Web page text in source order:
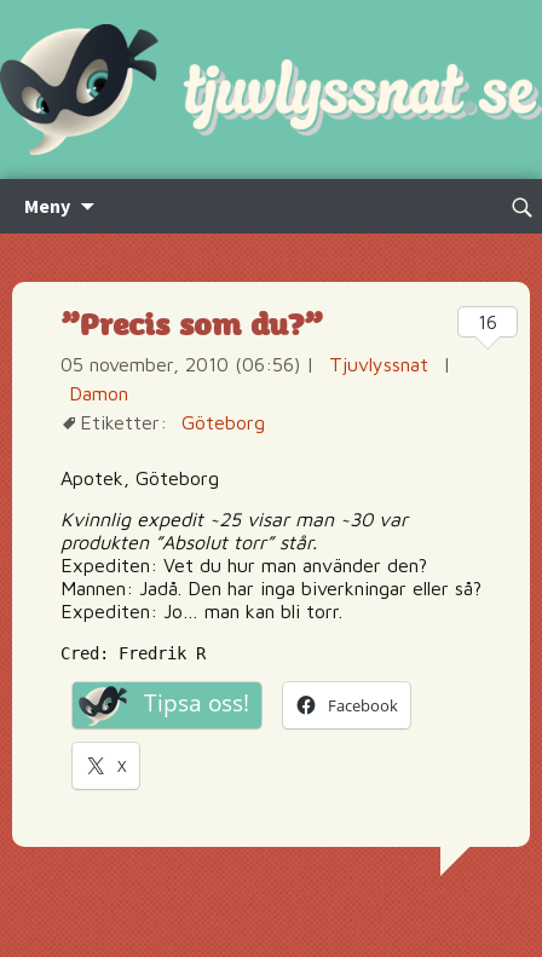
Meny
innehåll
Sök
”Precis som du?”
05 november, 2010 (06:56) | Tjuvlyssnat
|
Damon
Etiketter:
Göteborg
Apotek, Göteborg
Kvinnlig expedit ~25 visar man ~30 var
produkten ”Absolut torr” står.
Expediten: Vet du hur man använder den?
Mannen: Jadå. Den har inga biverkningar eller så?
Expediten: Jo… man kan bli torr.
Cred: Fredrik R
Tipsa oss! Facebook
X
16